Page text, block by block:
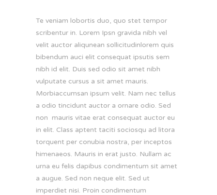
Te veniam lobortis duo, quo stet tempor
scribentur in. Lorem Ipsn gravida nibh vel
velit auctor aliqunean sollicitudinlorem quis
bibendum auci elit consequat ipsutis sem
nibh id elit. Duis sed odio sit amet nibh
vulputate cursus a sit amet mauris.
Morbiaccumsan ipsum velit. Nam nec tellus
a odio tincidunt auctor a ornare odio. Sed
non mauris vitae erat consequat auctor eu
in elit. Class aptent taciti sociosqu ad litora
torquent per conubia nostra, per inceptos
himenaeos. Mauris in erat justo. Nullam ac
urna eu felis dapibus condimentum sit amet
a augue. Sed non neque elit. Sed ut
imperdiet nisi. Proin condimentum